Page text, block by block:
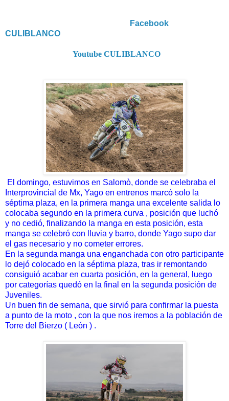
Facebook
CULIBLANCO
Youtube CULIBLANCO
El domingo, estuvimos en Salomò, donde se celebraba el
Interprovincial de Mx, Yago en entrenos marcó solo la
séptima plaza, en la primera manga una excelente salida lo
colocaba segundo en la primera curva , posición que luchó
y no cedió, finalizando la manga en esta posición, esta
manga se celebró con lluvia y barro, donde Yago supo dar
el gas necesario y no cometer errores.
En la segunda manga una enganchada con otro participante
lo dejó colocado en la séptima plaza, tras ir remontando
consiguió acabar en cuarta posición, en la general, luego
por categorías quedó en la final en la segunda posición de
Juveniles.
Un buen fin de semana, que sirvió para confirmar la puesta
a punto de la moto , con la que nos iremos a la población de
Torre del Bierzo ( León ) .